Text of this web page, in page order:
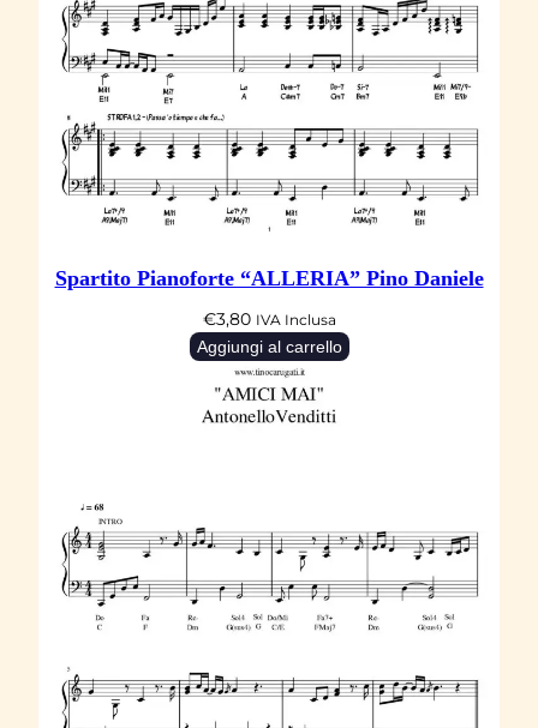
Spartito Pianoforte “ALLERIA” Pino Daniele
€3,80 IVA Inclusa
Aggiungi al carrello